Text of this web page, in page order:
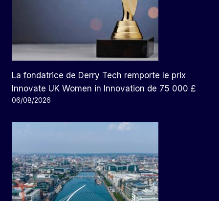
La fondatrice de Derry Tech remporte le prix
Innovate UK Women in Innovation de 75 000 £
06/08/2026